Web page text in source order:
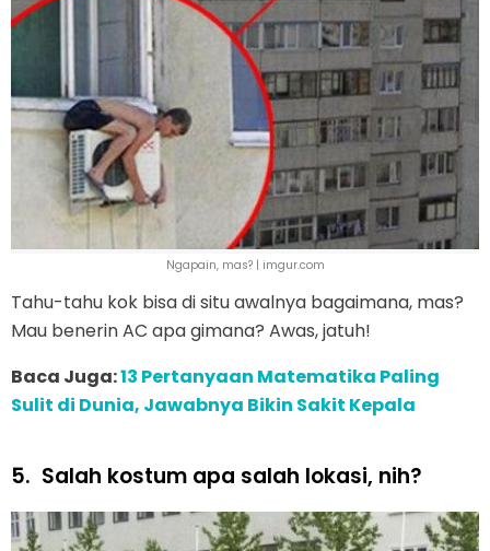
Ngapain, mas? | imgur.com
Tahu-tahu kok bisa di situ awalnya bagaimana, mas?
Mau benerin AC apa gimana? Awas, jatuh!
Baca Juga:13 Pertanyaan Matematika Paling
Sulit di Dunia, Jawabnya Bikin Sakit Kepala
5. Salah kostum apa salah lokasi, nih?